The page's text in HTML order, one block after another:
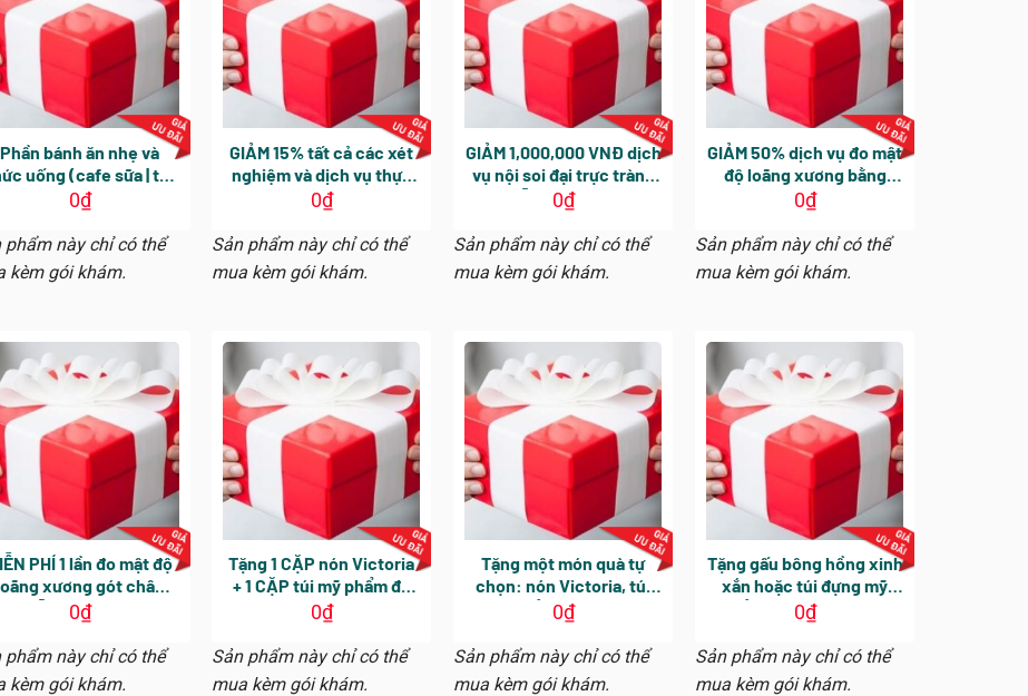
Phần bánh ăn nhẹ và
uống (cafe sữa | trà
| sữa tươi), nhận sau
khám tổng quát
0₫
phẩm này chỉ có thể
kèm gói khám.
GIẢM 15% tất cả các xét
nghiệm và dịch vụ thực
hiện thêm cùng gói
dịch vụ phát sinh trong
ngày khám tổng quát
0₫
Sản phẩm này chỉ có thể
mua kèm gói khám.
GIẢM 1,000,000 VNĐ dịch
vụ nội soi đại trực tràng
cho mỗi người (hiệu lực
tổng quát, không áp
dụng nội soi với BS
Nguyễn Vĩnh Tường)
0₫
Sản phẩm này chỉ có thể
mua kèm gói khám.
GIẢM 50% dịch vụ đo mật
độ loãng xương bằng
phương pháp DEXA cho
ngày kể từ ngày khám
tổng quát)
0₫
Sản phẩm này chỉ có thể
mua kèm gói khám.
PHÍ 1 lần đo mật độ
xương gót chân
cho mỗi người (hiệu lực
tổng quát)
0₫
phẩm này chỉ có thể
kèm gói khám.
Tặng 1 CẶP nón Victoria
+ 1 CẶP túi mỹ phẩm đa
năng
0₫
Sản phẩm này chỉ có thể
mua kèm gói khám.
Tặng một món quà tự
chọn: nón Victoria, túi
mỹ phẩm, Gấu Bác sĩ
khám)
0₫
Sản phẩm này chỉ có thể
mua kèm gói khám.
Tặng gấu bông hồng xinh
xắn hoặc túi đựng mỹ
phẩm (Không áp dụng
khám KHUNG GIỜ VÀNG)
0₫
Sản phẩm này chỉ có thể
mua kèm gói khám.